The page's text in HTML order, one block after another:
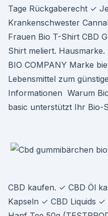
Tage Rückgaberecht ✓
Krankenschwester
Frauen Bio T-Shirt CBD
Shirt meliert.
BIO COMPANY Marke
Lebensmittel zum
Informationen Warum
basic unterstützt Ihr Bio-
CBD kaufen. ✓ CBD Öl
Kapseln ✓ CBD Liquids